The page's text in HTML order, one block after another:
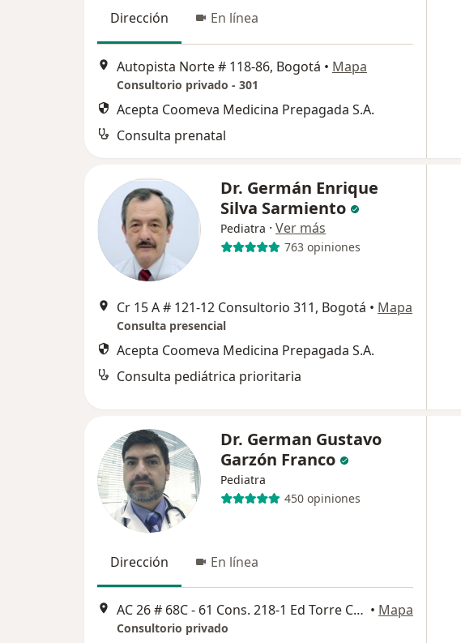
Dirección En línea
Autopista Norte # 118-86, Bogotá • Mapa
Consultorio privado - 301
Acepta Coomeva Medicina Prepagada S.A.
Consulta prenatal
Dr. Germán Enrique
Silva Sarmiento
Pediatra · Ver más
763 opiniones
Cr 15 A # 121-12 Consultorio 311, Bogotá • Mapa
Consulta presencial
Acepta Coomeva Medicina Prepagada S.A.
Consulta pediátrica prioritaria
Dr. German Gustavo
Garzón Franco
Pediatra
450 opiniones
Dirección En línea
AC 26 # 68C - 61 Cons. 218‐1 Ed Torre Central Davivienda, Bogotá • Mapa
Consultorio privado